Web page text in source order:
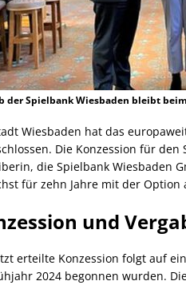
der Spielbank Wiesbaden bleibt
Wiesbaden hat das
Die Konzession für
die Spielbank Wiesbaden
für zehn Jahre mit der
und
erteilte Konzession folgt auf
2024 begonnen wurden.